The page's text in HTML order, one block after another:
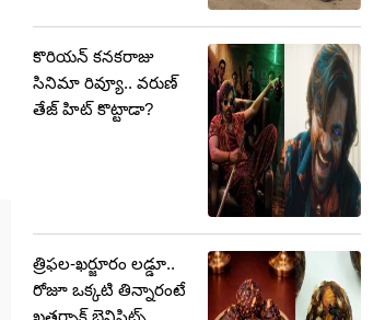
కొరియన్ కనకరాజు
సినిమా రివ్యూ.. వరుణ్
తేజ్ హిట్ కొట్టాడా?
త్రిఫల-ఖర్జూరం లడ్డూ..
రోజూ ఒక్కటి తిన్నారంటే
ఖతర్నాక్ బెనిఫిట్స్